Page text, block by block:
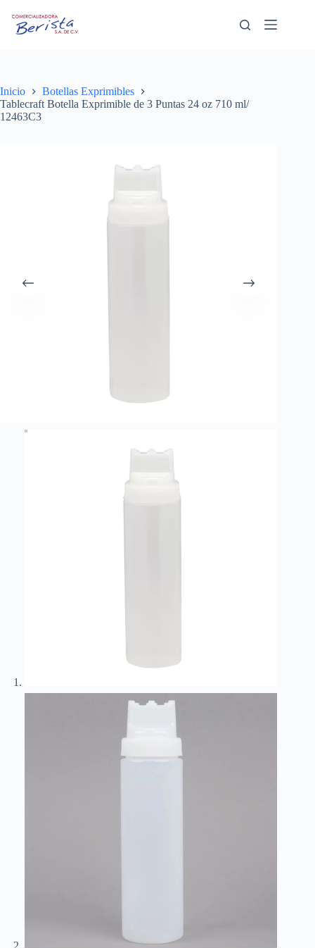
contenido
Inicio
Botellas Exprimibles
Tablecraft Botella Exprimible de 3 Puntas 24 oz 710 ml/
12463C3